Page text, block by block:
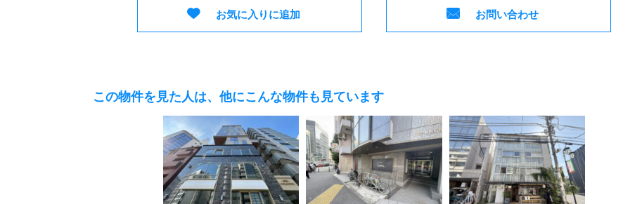
お気に入りに追加 お問い合わせ
この物件を見た人は、他にこんな物件も見ています